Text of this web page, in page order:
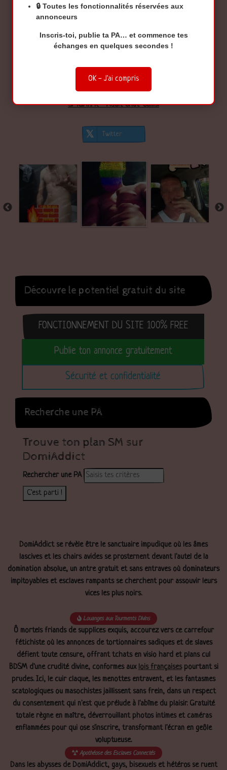
bite TBM, Exhib et voyeurs, BDSM.
Suivez stoh83 Seulement sur le tchat DomiAddict pour:
Le contacter par message privé
SMGAY.FR - Adult Chat-Cams!
Twitter
Découvre le potentiel gratuit du site
FONCTIONNEMENT DU SITE 100% FREE
Publie ton annonce gratuitement
Sécurité et confidentialité
Recherche une PA
Trouve ton plan SM sur
DomiAddict
Rechercher une PA
C'est parti !
🔒 Toutes les fonctionnalités réservées aux
annonceurs
Inscris-toi, publie ta PA… et commence tes
échanges en quelques secondes !
OK - J'ai compris
DomiAddict se révèle être le sanctuaire impudique où les âmes
lascives et les chairs avides se prosternent devant l'autel de la
domination absolue, un antre gratuit et sans entraves où dominateurs
impitoyables et esclaves rampants se cherchent pour assouvir leurs
vices les plus noirs.
Louanges aux Tourments Divins
Ô mortels friands de supplices exquis, accourez vers ce carrefour
fétichiste où les annonces de tortionnaires sadiques et de slaves
défient toute censure, offrant tchats en visio hard et plans cul
BDSM d'une crudité divine, conformes aux lois françaisespourtant si
prudes. Ici, le cuir claque, les menottes entravent, et les fantasmes
scatologiques ou masochistes jaillissent sans frein, dans un respect
du consentement qui n'est que prélude à l'abîme du plaisir. Gratuité
totale règne en maître, déverrouillant photos intimes et caméras
enflammées pour qui ose s'inscrire, transformant l'écran en geôle
voluptueuse.
Apothéose des Esclaves Connectés
Dans les abysses de DomiAddict, gays, bisexuels et hétéros se ruent